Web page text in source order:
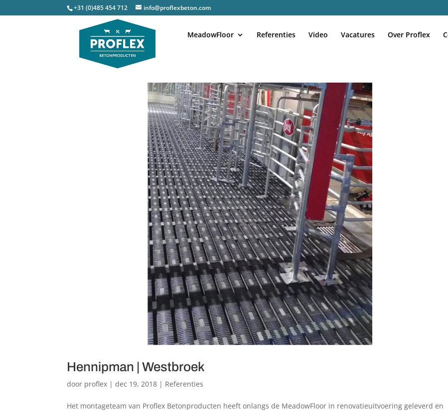
+31 (0)485 454 712 info@proflexbeton.com
MeadowFloor Referenties Video Vacatures Over Proflex
Hennipman | Westbroek
door proflex |dec 19, 2018 | Referenties
Het montageteam van Proflex Betonproducten heeft onlangs de MeadowFloor in renovatieuitvoering geleverd en